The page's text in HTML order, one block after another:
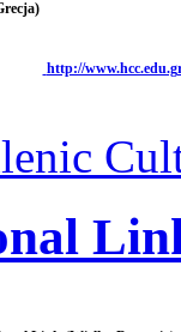
http://